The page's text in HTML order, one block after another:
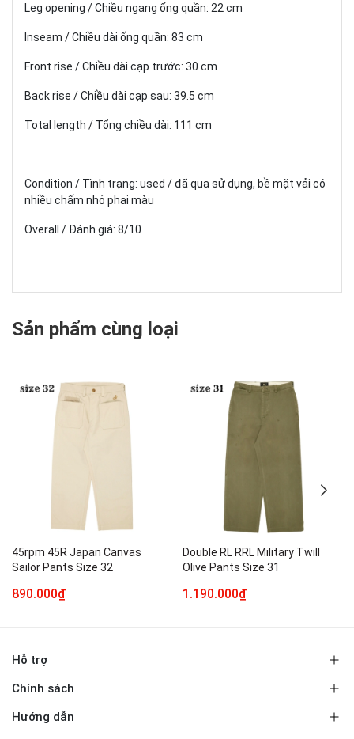
Leg opening / Chiều ngang ống quần: 22 cm
Inseam / Chiều dài ống quần: 83 cm
Front rise / Chiều dài cạp trước: 30 cm
Back rise / Chiều dài cạp sau: 39.5 cm
Total length / Tổng chiều dài: 111 cm
Condition / Tình trạng: used / đã qua sử dụng, bề mặt vải có
nhiều chấm nhỏ phai màu
Overall / Đánh giá: 8/10
Sản phẩm cùng loại
45rpm 45R Japan Canvas
Sailor Pants Size 32
890.000₫
Double RL RRL Military Twill
Olive Pants Size 31
1.190.000₫
Hỗ trợ
Chính sách
Hướng dẫn